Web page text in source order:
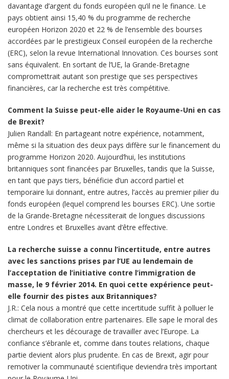
davantage d’argent du fonds européen qu’il ne le finance. Le
pays obtient ainsi 15,40 % du programme de recherche
européen Horizon 2020 et 22 % de l’ensemble des bourses
accordées par le prestigieux Conseil européen de la recherche
(ERC), selon la revue International Innovation. Ces bourses sont
sans équivalent. En sortant de l’UE, la Grande-Bretagne
compromettrait autant son prestige que ses perspectives
financières, car la recherche est très compétitive.
Comment la Suisse peut-elle aider le Royaume-Uni en cas
de Brexit?
Julien Randall: En partageant notre expérience, notamment,
même si la situation des deux pays diffère sur le financement du
programme Horizon 2020. Aujourd’hui, les institutions
britanniques sont financées par Bruxelles, tandis que la Suisse,
en tant que pays tiers, bénéficie d’un accord partiel et
temporaire lui donnant, entre autres, l’accès au premier pilier du
fonds européen (lequel comprend les bourses ERC). Une sortie
de la Grande-Bretagne nécessiterait de longues discussions
entre Londres et Bruxelles avant d’être effective.
La recherche suisse a connu l’incertitude, entre autres
avec les sanctions prises par l’UE au lendemain de
l’acceptation de l’initiative contre l’immigration de
masse, le 9 février 2014. En quoi cette expérience peut-
elle fournir des pistes aux Britanniques?
J.R.: Cela nous a montré que cette incertitude suffit à polluer le
climat de collaboration entre partenaires. Elle sape le moral des
chercheurs et les décourage de travailler avec l’Europe. La
confiance s’ébranle et, comme dans toutes relations, chaque
partie devient alors plus prudente. En cas de Brexit, agir pour
remotiver la communauté scientifique deviendra très important